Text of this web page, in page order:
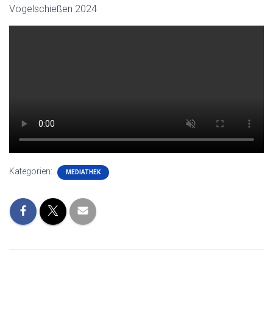
Vogelschießen 2024
Kategorien: MEDIATHEK